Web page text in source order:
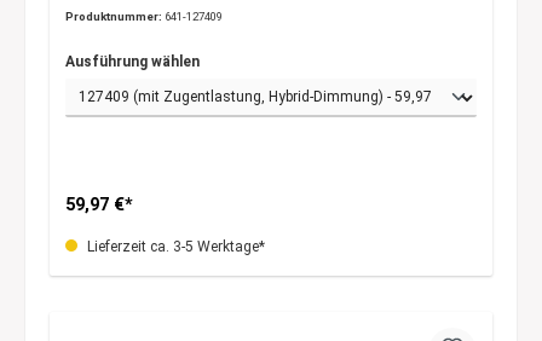
Produktnummer: 641-127409
Ausführung wählen
59,97 €*
Lieferzeit ca. 3-5 Werktage*